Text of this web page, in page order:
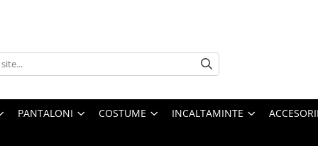
PANTALONI COSTUME INCALTAMINTE